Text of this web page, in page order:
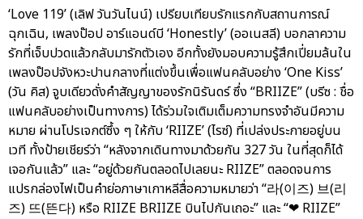
‘Love 119’ (เลิฟ วันวันไนน์) เปรียบเทียบรักแรกกับสถานการณ์
ฉุกเฉิน, เพลงป๊อป อาร์แอนด์บี ‘Honestly’ (ออเนสลี) บอกลาความ
รักที่เจ็บปวดแล้วกลับมารักตัวเอง อีกทั้งยังมอบความรู้สึกเปี่ยมล้นใน
เพลงป๊อปจังหวะปานกลางที่แต่งขึ้นเพื่อแฟนคลับอย่าง ‘One Kiss’
(วัน คิส) จูบเดียวดั่งคำสัญญาของรักนิรันดร์ ซึ่ง “BRIIZE” (บรีซ : ชื่อ
แฟนคลับอย่างเป็นทางการ) ได้ร่วมใจเติมเต็มความทรงจำอันมีความ
หมาย ผ่านโปรเจกต์ซึ้ง ๆ ให้กับ ‘RIIZE’ (ไรซ์) ที่เปล่งประกายอยู่บน
เวที ทั้งป้ายเชียร์ว่า “หลังจากเดินทางมาด้วยกัน 327 วัน ในที่สุดก็ได้
เจอกันแล้ว” และ “อยู่ด้วยกันตลอดไปเลยนะ RIIZE” ตลอดจนการ
แปรกล่องไฟเป็นคำย่อภาษาเกาหลีสื่อความหมายว่า “라(이즈) 브(리
즈) 뜨(뜬다) หรือ RIIZE BRIIZE บินไปกันเถอะ” และ “❤ RIIZE”